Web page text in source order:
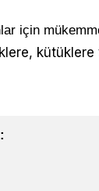
için
kütüklere